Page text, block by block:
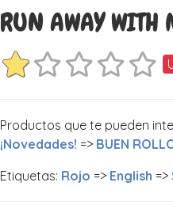
RUN AWAY WITH
Productos que te pueden
¡Novedades! => BUEN
Etiquetas: Rojo => English =>